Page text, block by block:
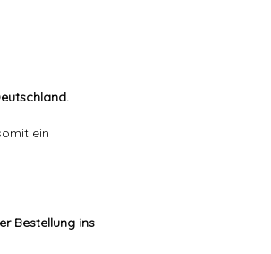
ein
Bestellung ins